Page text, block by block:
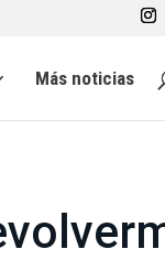
Más noticias